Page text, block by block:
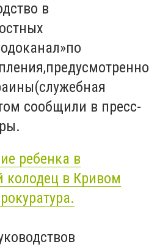
в
»по
,предусмотренно
(служебная
сообщили в пресс-
ребенка в
колодец в Кривом
в